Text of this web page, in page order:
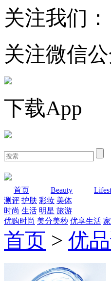
关注我们：
关注微信
下载App
首页 Beauty
测评 护肤 彩妆 美体
时尚 生活 明星 旅游
优购时尚 美分美秒 优享生活
首页 > 优